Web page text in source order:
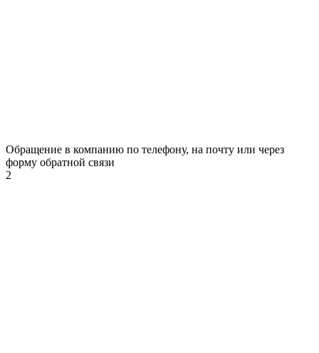
Обращение в компанию по телефону, на почту или через
форму обратной связи
2